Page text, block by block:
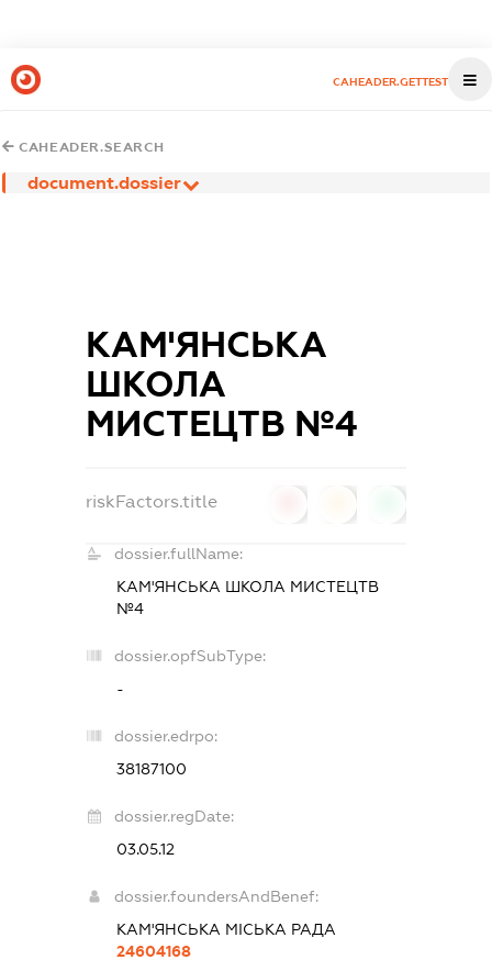
CAHEADER.GETTEST
CAHEADER.SEARCH
document.dossier
КАМ'ЯНСЬКА
ШКОЛА
МИСТЕЦТВ №4
riskFactors.title
dossier.fullName:
КАМ'ЯНСЬКА ШКОЛА МИСТЕЦТВ
№4
dossier.opfSubType:
-
dossier.edrpo:
38187100
dossier.regDate:
03.05.12
dossier.foundersAndBenef:
КАМ'ЯНCЬКА МІСЬКА РАДА
24604168